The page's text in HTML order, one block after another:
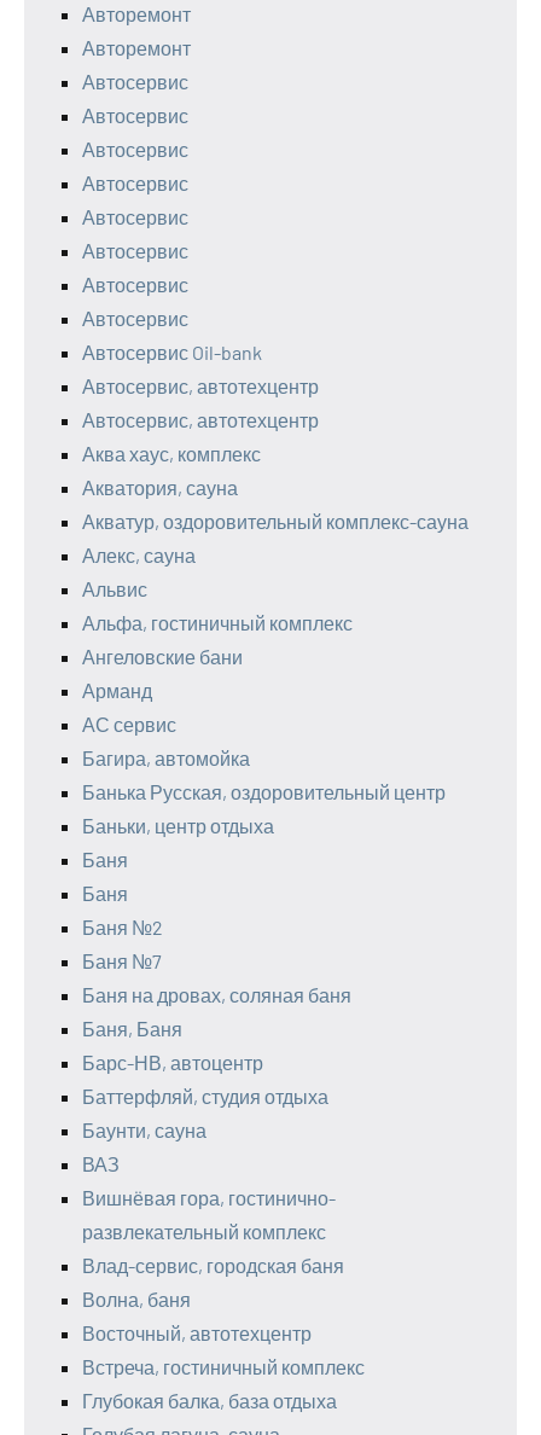
Авторемонт
Авторемонт
Автосервис
Автосервис
Автосервис
Автосервис
Автосервис
Автосервис
Автосервис
Автосервис
Автосервис Oil-bank
Автосервис, автотехцентр
Автосервис, автотехцентр
Аква хаус, комплекс
Акватория, сауна
Акватур, оздоровительный комплекс-сауна
Алекс, сауна
Альвис
Альфа, гостиничный комплекс
Ангеловские бани
Арманд
АС сервис
Багира, автомойка
Банька Русская, оздоровительный центр
Баньки, центр отдыха
Баня
Баня
Баня №2
Баня №7
Баня на дровах, соляная баня
Баня, Баня
Барс-НВ, автоцентр
Баттерфляй, студия отдыха
Баунти, сауна
ВАЗ
Вишнёвая гора, гостинично-
развлекательный комплекс
Влад-сервис, городская баня
Волна, баня
Восточный, автотехцентр
Встреча, гостиничный комплекс
Глубокая балка, база отдыха